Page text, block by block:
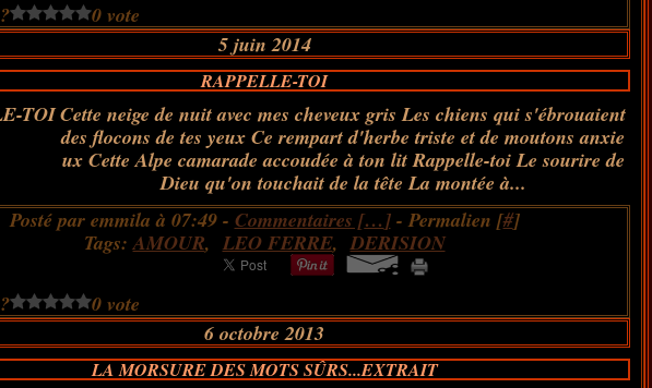
0 vote
5 juin 2014
RAPPELLE-TOI
Cette neige de nuit avec mes cheveux gris Les chiens qui s'ébrouaient
des flocons de tes yeux Ce rempart d'herbe triste et de moutons anxie
ux Cette Alpe camarade accoudée à ton lit Rappelle-toi Le sourire de
Dieu qu'on touchait de la tête La montée à...
Posté par emmila à 07:49 - Commentaires […]- Permalien [#]
Tags:AMOUR, LEO FERRE,DERISION
0 vote
6 octobre 2013
LA MORSURE DES MOTS SÛRS...EXTRAIT